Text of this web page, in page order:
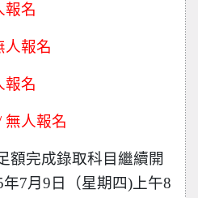
報名
人報名
報名
無人報名
額完成錄取科目繼續開
7月9日（星期四)上午8